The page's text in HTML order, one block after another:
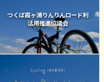
つくば霞ヶ浦りんりんロード利
活用推進協議会